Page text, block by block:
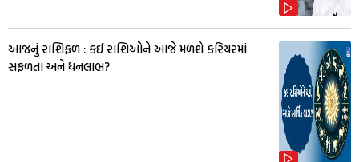
આજનું રાશિફળ : કઈ રાશિઓને આજે મળશે કરિયરમાં
સફળતા અને ધનલાભ?